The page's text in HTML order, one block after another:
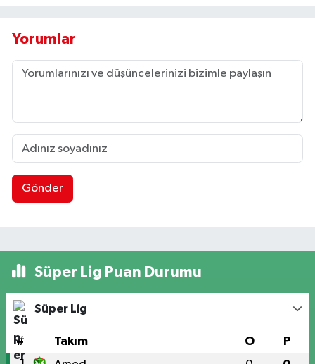
Yorumlar
Gönder
Süper Lig Puan Durumu
Süper Lig
# Takım O P